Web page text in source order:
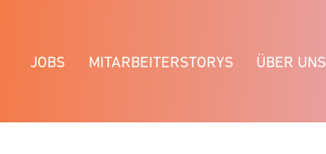
JOBS MITARBEITERSTORYS ÜBER UNS